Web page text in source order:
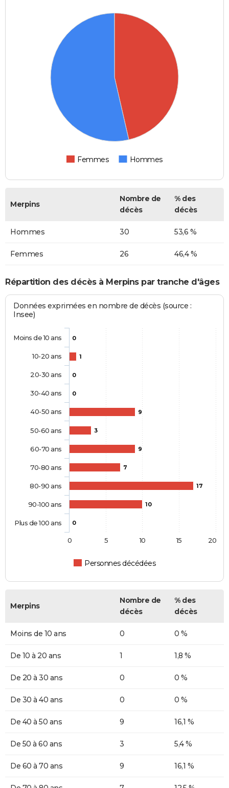
Femmes Hommes
Merpins
Nombre de
décès
% des
décès
Hommes 30 53,6 %
Femmes 26 46,4 %
Répartition des décès à Merpins par tranche d'âges
Données exprimées en nombre de décès (source :
Insee)
0
1
0
0
9
3
9
7
17
10
0
Personnes décédées
Moins de 10 ans
10-20 ans
20-30 ans
30-40 ans
40-50 ans
50-60 ans
60-70 ans
70-80 ans
80-90 ans
90-100 ans
Plus de 100 ans
0 5 10 15 20
Merpins
Nombre de
décès
% des
décès
Moins de 10 ans 0 0 %
De 10 à 20 ans 1 1,8 %
De 20 à 30 ans 0 0 %
De 30 à 40 ans 0 0 %
De 40 à 50 ans 9 16,1 %
De 50 à 60 ans 3 5,4 %
De 60 à 70 ans 9 16,1 %